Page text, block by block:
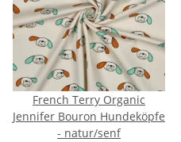
French Terry Organic
Jennifer Bouron Hundeköpfe
- natur/senf